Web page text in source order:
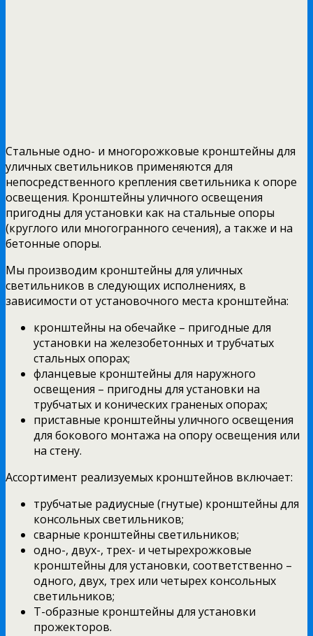
Стальные одно- и многорожковые кронштейны для
уличных светильников применяются для
непосредственного крепления светильника к опоре
освещения. Кронштейны уличного освещения
пригодны для установки как на стальные опоры
(круглого или многогранного сечения), а также и на
бетонные опоры.
Мы производим кронштейны для уличных
светильников в следующих исполнениях, в
зависимости от установочного места кронштейна:
кронштейны на обечайке – пригодные для
установки на железобетонных и трубчатых
стальных опорах;
фланцевые кронштейны для наружного
освещения – пригодны для установки на
трубчатых и конических граненых опорах;
приставные кронштейны уличного освещения
для бокового монтажа на опору освещения или
на стену.
Ассортимент реализуемых кронштейнов включает:
трубчатые радиусные (гнутые) кронштейны для
консольных светильников;
сварные кронштейны светильников;
одно-, двух-, трех- и четырехрожковые
кронштейны для установки, соответственно –
одного, двух, трех или четырех консольных
светильников;
Т-образные кронштейны для установки
прожекторов.